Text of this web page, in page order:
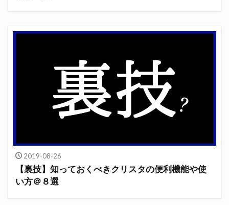
2019-08-26
【裏技】知っておくべきクリスタの便利機能や使
い方＠８選